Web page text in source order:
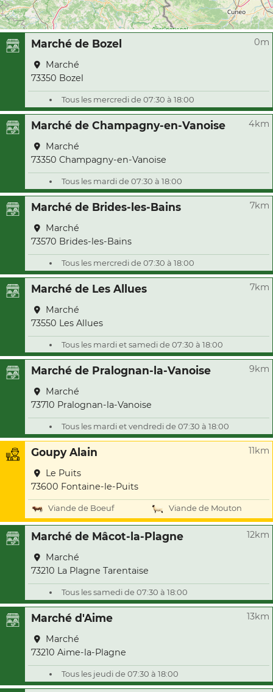
Marché de Bozel 0m
Marché
73350 Bozel
Tous les mercredi de 07:30 à 18:00
Marché de Champagny-en-Vanoise 4km
Marché
73350 Champagny-en-Vanoise
Tous les mardi de 07:30 à 18:00
Marché de Brides-les-Bains 7km
Marché
73570 Brides-les-Bains
Tous les mercredi de 07:30 à 18:00
Marché de Les Allues 7km
Marché
73550 Les Allues
Tous les mardi et samedi de 07:30 à 18:00
Marché de Pralognan-la-Vanoise 9km
Marché
73710 Pralognan-la-Vanoise
Tous les mardi et vendredi de 07:30 à 18:00
Goupy Alain 11km
Le Puits
73600 Fontaine-le-Puits
Viande de Boeuf Viande de Mouton
Marché de Mâcot-la-Plagne 12km
Marché
73210 La Plagne Tarentaise
Tous les samedi de 07:30 à 18:00
Marché d'Aime 13km
Marché
73210 Aime-la-Plagne
Tous les jeudi de 07:30 à 18:00